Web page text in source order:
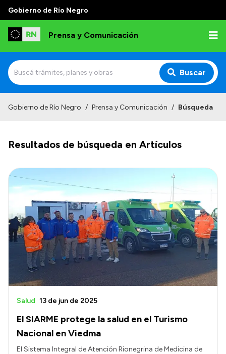
Gobierno de Río Negro
Prensa y Comunicación
Buscar
Autoridades
Referentes de prensa
Archivo de noticias
Transparencia
Presupuesto
Boletín Oficial
Compras y licitaciones
Consulta de expedientes
Convocatorias
Intranet
Gobierno de Río Negro / Prensa y Comunicación / Búsqueda
Resultados de búsqueda en Artículos
El SIARME protege la salud en el Turismo
Nacional en Viedma
Salud 13 de jun de 2025
El Sistema Integral de Atención Rionegrina de Medicina de